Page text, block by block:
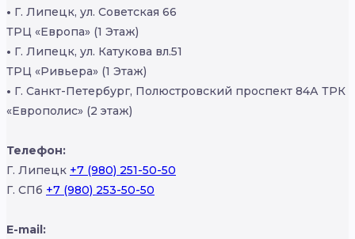
• Г. Липецк, ул. Советская 66
ТРЦ «Европа» (1 Этаж)
• Г. Липецк, ул. Катукова вл.51
ТРЦ «Ривьера» (1 Этаж)
• Г. Санкт-Петербург, Полюстровский проспект 84А ТРК
«Европолис» (2 этаж)
Телефон:
Г. Липецк +7 (980) 251-50-50
Г. СПб +7 (980) 253-50-50
E-mail: